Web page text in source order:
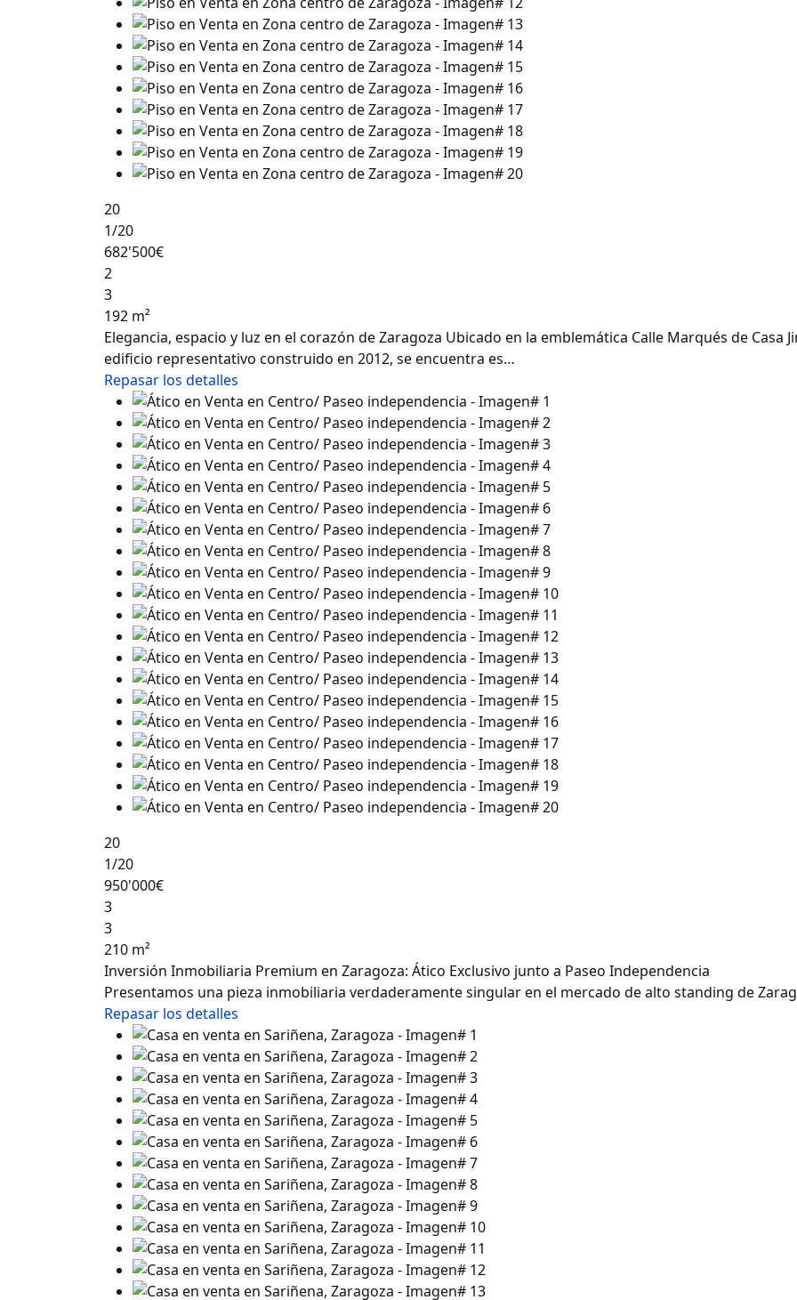
20
1/20
682'500€
2
3
192 m²
Elegancia, espacio y luz en el corazón de Zaragoza Ubicado en la emblemática Calle Marqués de Casa
edificio representativo construido en 2012, se encuentra es…
Repasar los detalles
20
1/20
950'000€
3
3
210 m²
Inversión Inmobiliaria Premium en Zaragoza: Ático Exclusivo junto a Paseo Independencia
Presentamos una pieza inmobiliaria verdaderamente singular en el mercado de alto standing de
Repasar los detalles